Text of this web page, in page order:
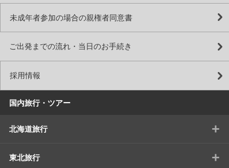
未成年者参加の場合の親権者同意書
ご出発までの流れ・当日のお手続き
採用情報
国内旅行・ツアー
北海道旅行 +
東北旅行 +